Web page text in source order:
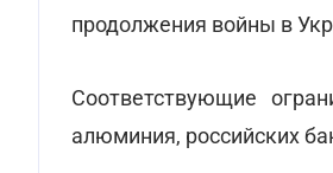
продолжения войны в
Соответствующие
алюминия, российских